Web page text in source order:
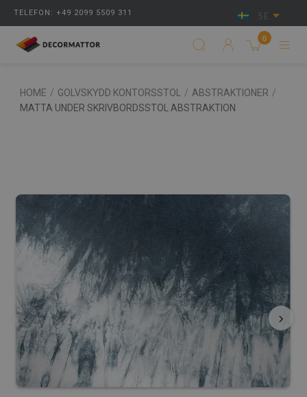
TELEFON: +49 2099 5509 311 SE
0
HOME / GOLVSKYDD KONTORSSTOL / ABSTRAKTIONER /
MATTA UNDER SKRIVBORDSSTOL ABSTRAKTION
‹ ›